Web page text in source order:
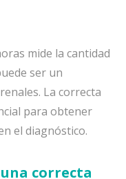
mide la cantidad
ser un
La correcta
para obtener
el diagnóstico.
correcta